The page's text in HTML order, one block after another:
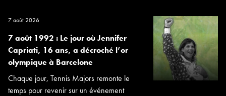
7 août 2026
7 août 1992 : Le jour où Jennifer
Capriati, 16 ans, a décroché l’or
olympique à Barcelone
Chaque jour, Tennis Majors remonte le
temps pour revenir sur un événement